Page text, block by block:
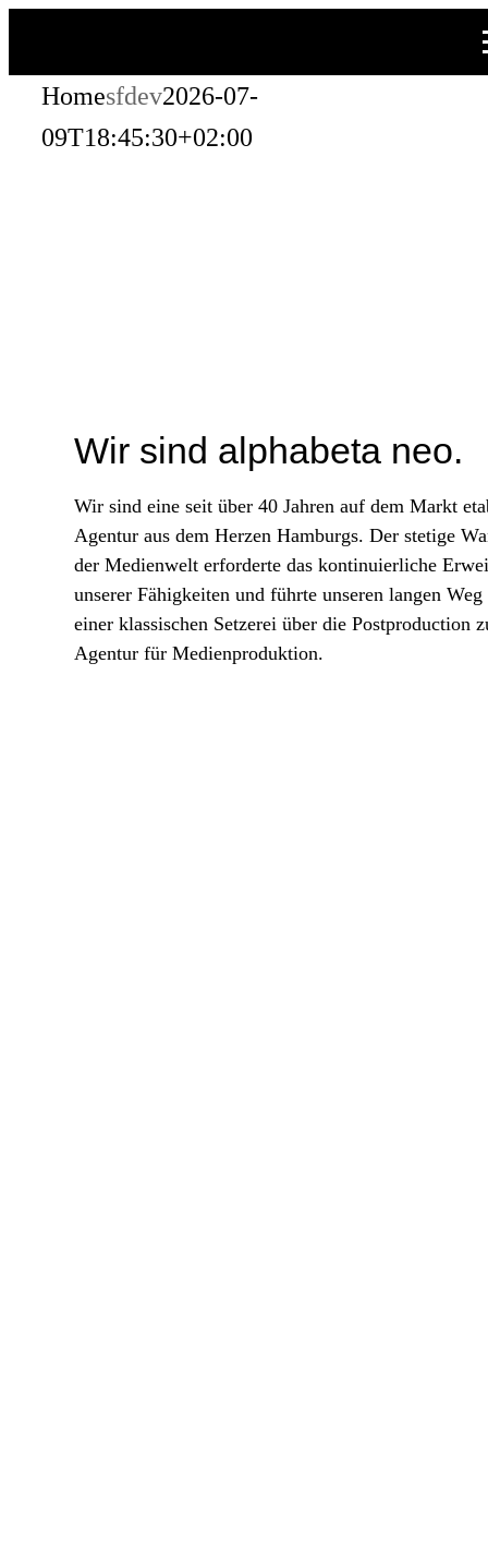
Inhalt
springen
Homesfdev2026-07-
09T18:45:30+02:00
Wir sind alphabeta neo.
Wir sind eine seit über 40 Jahren auf dem Markt
Agentur aus dem Herzen Hamburgs. Der stetige
der Medienwelt erforderte das kontinuierliche
unserer Fähigkeiten und führte unseren langen
einer klassischen Setzerei über die Postproduction
Agentur für Medienproduktion.